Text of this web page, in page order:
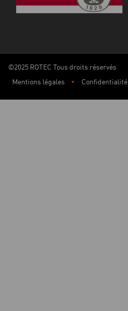
©2025 ROTEC Tous droits réservés
Mentions légales
Confidentialité